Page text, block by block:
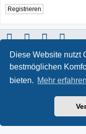
Diese Website nutzt
bestmöglichen
bieten. Mehr erfahren
Registrieren
Powered by